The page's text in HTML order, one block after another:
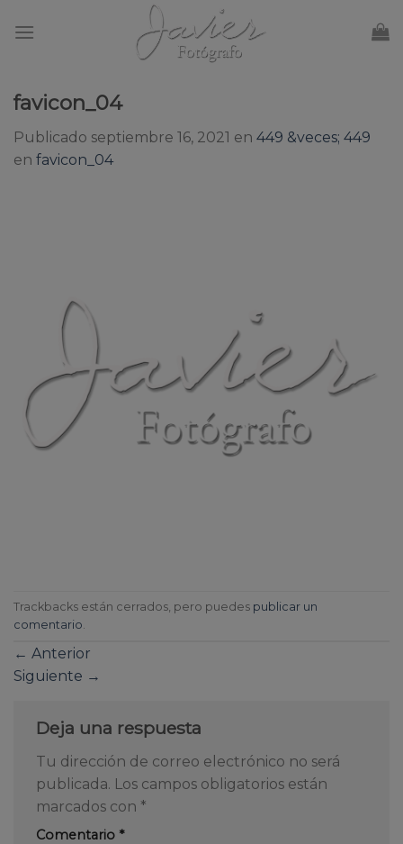
favicon_04
Publicado septiembre 16, 2021 en 449 &veces; 449
en favicon_04
Trackbacks están cerrados, pero puedes publicar un
comentario
← Anterior
Siguiente →
Deja una respuesta
Tu dirección de correo electrónico no será
publicada. Los campos obligatorios están
marcados con *
Comentario *